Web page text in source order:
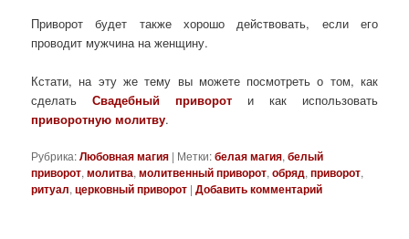
Приворот будет также хорошо действовать, если его
проводит мужчина на женщину.
Кстати, на эту же тему вы можете посмотреть о том, как
сделатьСвадебный приворот и как использовать
приворотную молитву.
Рубрика:Любовная магия | Метки:белая магия,белый
приворот,молитва,молитвенный приворот,обряд,приворот,
ритуал,церковный приворот |Добавить комментарий